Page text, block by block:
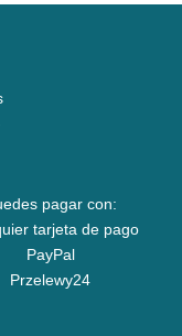
pagar con:
tarjeta de pago
PayPal
Przelewy24